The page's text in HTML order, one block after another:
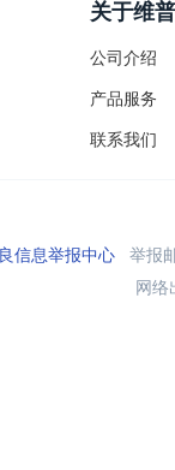
关于维普
公司介绍
产品服务
联系我们
信息举报中心举报
网